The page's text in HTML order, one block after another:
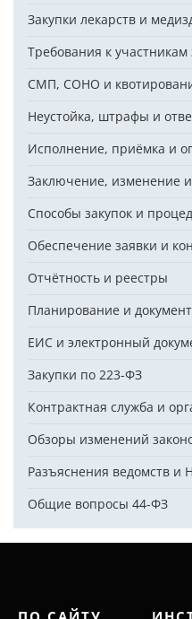
Закупки лекарств и
Требования к участникам
СМП, СОНО и
Неустойка, штрафы и
Исполнение, приёмка и
Заключение, изменение
Способы закупок и
Обеспечение заявки и
Отчётность и реестры
Планирование и
ЕИС и электронный
Закупки по 223-ФЗ
Контрактная служба и
Обзоры изменений
Разъяснения ведомств и
Общие вопросы 44-ФЗ